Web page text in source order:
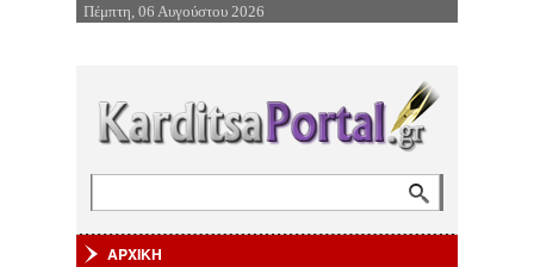
Επιστροφή στην Πλοήγηση
Πέμπτη, 06 Αυγούστου 2026
ΑΡΧΙΚΗ